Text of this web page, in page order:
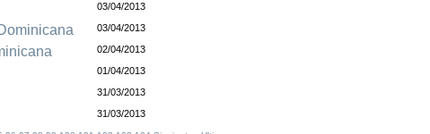
03/04/2013
03/04/2013
02/04/2013
01/04/2013
31/03/2013
31/03/2013